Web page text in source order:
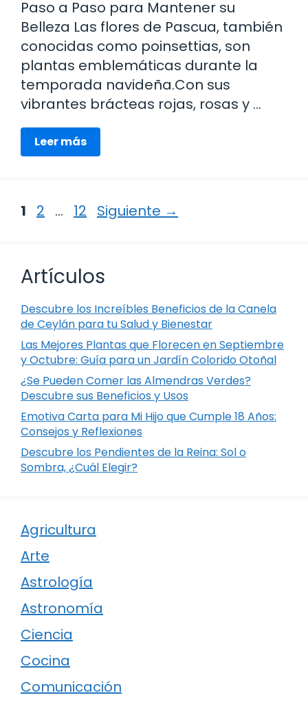
Paso a Paso para Mantener su
Belleza Las flores de Pascua, también
conocidas como poinsettias, son
plantas emblemáticas durante la
temporada navideña.Con sus
vibrantes brácteas rojas, rosas y …
Leer más
Página
1 Página
2 … Página
12 Siguiente →
Artículos
Descubre los Increíbles Beneficios de la Canela
de Ceylán para tu Salud y Bienestar
Las Mejores Plantas que Florecen en Septiembre
y Octubre: Guía para un Jardín Colorido Otoñal
¿Se Pueden Comer las Almendras Verdes?
Descubre sus Beneficios y Usos
Emotiva Carta para Mi Hijo que Cumple 18 Años:
Consejos y Reflexiones
Descubre los Pendientes de la Reina: Sol o
Sombra, ¿Cuál Elegir?
Agricultura
Arte
Astrología
Astronomía
Ciencia
Cocina
Comunicación